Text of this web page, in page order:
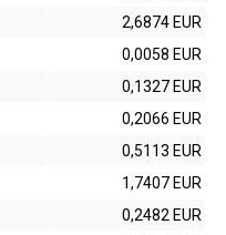
2,6874 EUR
0,0058 EUR
0,1327 EUR
0,2066 EUR
0,5113 EUR
1,7407 EUR
0,2482 EUR